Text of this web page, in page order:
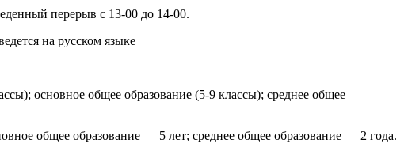
перерыв с 13-00 до 14-00.
на русском языке
основное общее образование (5-9 классы); среднее общее
общее образование — 5 лет; среднее общее образование — 2 года.